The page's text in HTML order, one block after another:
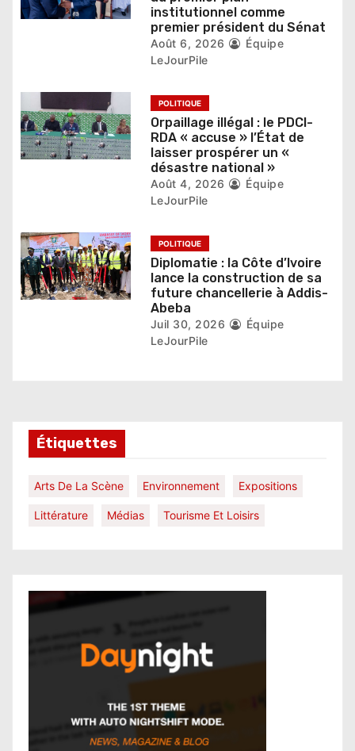
a
i
c
institutionnel comme
premier président du Sénat
Août 6, 2026
Équipe
LeJourPile
POLITIQUE
Orpaillage illégal : le PDCI-
RDA « accuse » l’État de
laisser prospérer un «
désastre national »
Août 4, 2026
Équipe
LeJourPile
POLITIQUE
Diplomatie : la Côte d’Ivoire
lance la construction de sa
future chancellerie à Addis-
Abeba
Juil 30, 2026
Équipe
LeJourPile
Étiquettes
Arts De La Scène Environnement Expositions
Littérature Médias Tourisme Et Loisirs